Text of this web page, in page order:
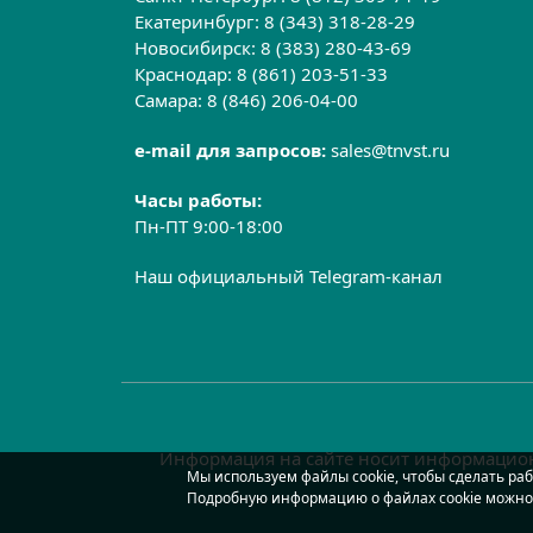
Екатеринбург:8 (343) 318-28-29
Новосибирск:8 (383) 280-43-69
Краснодар:8 (861) 203-51-33
Самара:8 (846) 206-04-00
e-mail для запросов:sales@tnvst.ru
Часы работы:
Пн-ПТ 9:00-18:00
Наш официальный Telegram-канал
Информация на сайте носит
Мы используем файлы cookie, чтобы сделать
Подробную информацию о файлах cookie можно